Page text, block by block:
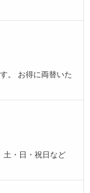
。 お得に両替いた
土・日・祝日など